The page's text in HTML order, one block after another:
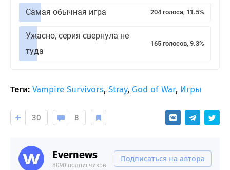
Самая обычная игра 204 голоса, 11.5%
Ужасно, серия свернула не
туда
165 голосов, 9.3%
Теги: Vampire Survivors, Stray, God of War, Игры
30 8
Evernews
8090 подписчиков
Подписаться на автора